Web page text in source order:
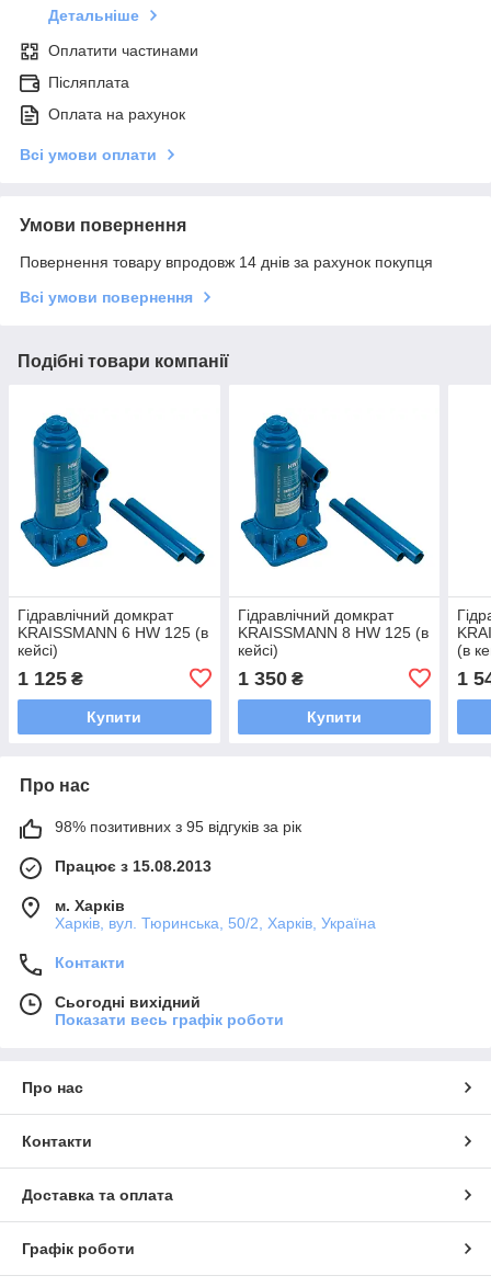
Детальніше
Оплатити частинами
Післяплата
Оплата на рахунок
Всі умови оплати
Умови повернення
Повернення товару впродовж 14 днів за рахунок покупця
Всі умови повернення
Подібні товари компанії
Гідравлічний домкрат
KRAISSMANN 6 HW 125 (в
кейсі)
1 125 ₴
Купити
Гідравлічний домкрат
KRAISSMANN 8 HW 125 (в
кейсі)
1 350₴
Купити
(в
1
Про нас
98% позитивних з 95 відгуків за рік
Працює з 15.08.2013
м. Харків
Харків, вул. Тюринська, 50/2, Харків, Україна
Контакти
Сьогодні вихідний
Показати весь графік роботи
Про нас
Контакти
Доставка та оплата
Графік роботи